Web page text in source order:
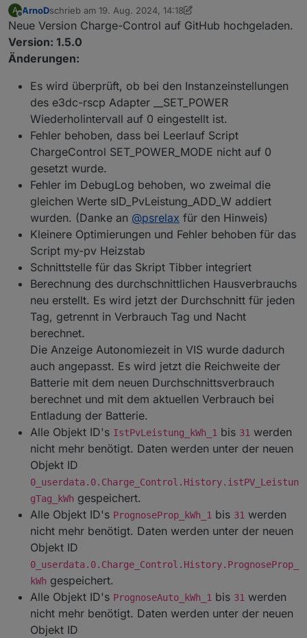
Änderungen:
Wenn die Notstromreserve bis zum
Sonnenaufgang reicht, wird das Entladen der
Batterie freigegeben und nicht mehr gestoppt, bis
Die ständige Neuberechnung des Batterie SOC
Entladeleistung.
Neue Objekt ID
"0_userdata.0.Charge_Control.USER_ANPASSUNGE
N.10_ScriptHausverbrauch". Wenn das Script
"Hausverbrauch" zusammen mit dem Script "my-pv
Heizstab" für den Heizstab verwendet wird, dann
bitte auf true setzen.
Script "Hausverbrauch" und "my-pv Heizstab"
wurden von ORuessel Programmier und sind beide
auch auf Github zu finden. Danke schon mal für
deine Hilfe :-)
Neue Objekt ID
"0_userdata.0.Charge_Control.USER_ANPASSUNGE
N.10_ScriptTibber". Vorbereitung für Tibber, aktuell
noch nicht umgesetzt.
Geänderte Objekt ID
"0_userdata.0.Charge_Control.USER_ANPASSUNGE
N.10_DebugAusgabeDetail". Die LOG-Ausgabe zur
Fehlersuche wurde geändert, um mir die Hilfe aus
der Ferne zu erleichtern. Es gibt jetzt zwei LOG-
Stufen DebugAusgabe, um den
Programmdurchlauf zu logen und
DebugAusgabeDetail, um auch die Werte und
Einstellungen im Logfile auszugeben. Die Objekt ID
10_LogAusgabeRegelung entfällt somit.
Kleinere Fehler behoben und Script aufgeräumt,
bereinigen.
Da ich keinen Heizstab habe, kann ich das Script von
ORuessel leider nicht testen.
Issues auf Github eröffnen
A
Offline
ArnoDschrieb am 19. Aug. 2024, 14:18
zuletzt editiert von ArnoD
Neue Version Charge-Control auf GitHub hochgeladen.
Version: 1.5.0
Änderungen:
Es wird überprüft, ob bei den Instanzeinstellungen
des e3dc-rscp Adapter __SET_POWER
Wiederholintervall auf 0 eingestellt ist.
Fehler behoben, dass bei Leerlauf Script
ChargeControl SET_POWER_MODE nicht auf 0
gesetzt wurde.
Fehler im DebugLog behoben, wo zweimal die
gleichen Werte sID_PvLeistung_ADD_W addiert
wurden. (Danke an @psrelax für den Hinweis)
Kleinere Optimierungen und Fehler behoben für das
Script my-pv Heizstab
Schnittstelle für das Skript Tibber integriert
Berechnung des durchschnittlichen Hausverbrauchs
neu erstellt. Es wird jetzt der Durchschnitt für jeden
Tag, getrennt in Verbrauch Tag und Nacht
berechnet.
Die Anzeige Autonomiezeit in VIS wurde dadurch
auch angepasst. Es wird jetzt die Reichweite der
Batterie mit dem neuen Durchschnittsverbrauch
berechnet und mit dem aktuellen Verbrauch bei
Entladung der Batterie.
Alle Objekt ID's IstPvLeistung_kWh_1 bis 31 werden
nicht mehr benötigt. Daten werden unter der neuen
Objekt ID
0_userdata.0.Charge_Control.History.istPV_Leistun
gTag_kWh gespeichert.
Alle Objekt ID's PrognoseProp_kWh_1 bis 31 werden
nicht mehr benötigt. Daten werden unter der neuen
Objekt ID
0_userdata.0.Charge_Control.History.PrognoseProp_
kWh gespeichert.
Alle Objekt ID's PrognoseAuto_kWh_1 bis 31 werden
nicht mehr benötigt. Daten werden unter der neuen
Objekt ID